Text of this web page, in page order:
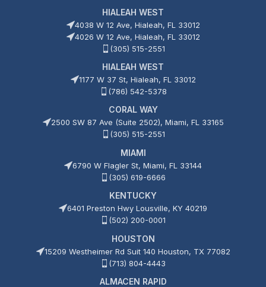
HIALEAH WEST
4038 W 12 Ave, Hialeah, FL 33012
4026 W 12 Ave, Hialeah, FL 33012
(305) 515-2551
HIALEAH WEST
1177 W 37 St, Hialeah, FL 33012
(786) 542-5378
CORAL WAY
2500 SW 87 Ave (Suite 2502), Miami, FL 33165
(305) 515-2551
MIAMI
6790 W Flagler St, Miami, FL 33144
(305) 619-6666
KENTUCKY
6401 Preston Hwy Lousville, KY 40219
(502) 200-0001
HOUSTON
15209 Westheimer Rd Suit 140 Houston, TX 77082
(713) 804-4443
ALMACEN RAPID